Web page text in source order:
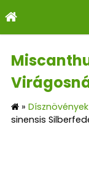
» Dísznövények
sinensis